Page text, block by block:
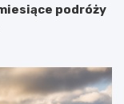
podróży